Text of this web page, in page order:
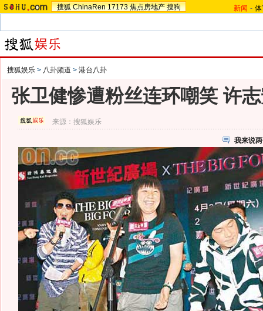
搜狐 ChinaRen 17173 焦点房地产 搜狗 新闻 -
搜狐娱乐 > 八卦频道 > 港台八卦
张卫健惨遭粉丝连环嘲笑 许
来源：搜狐娱乐
我来说